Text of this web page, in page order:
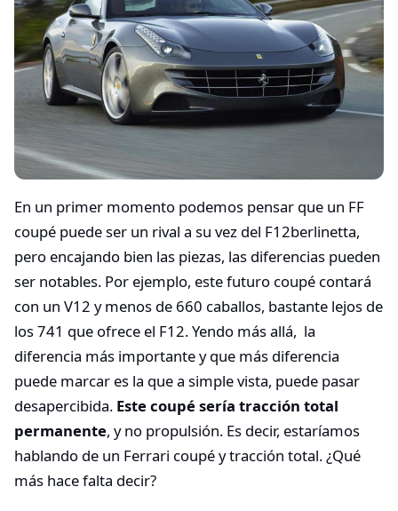
En un primer momento podemos pensar que un FF
coupé puede ser un rival a su vez del F12berlinetta,
pero encajando bien las piezas, las diferencias pueden
ser notables. Por ejemplo, este futuro coupé contará
con un V12 y menos de 660 caballos, bastante lejos de
los 741 que ofrece el F12. Yendo más allá, la
diferencia más importante y que más diferencia
puede marcar es la que a simple vista, puede pasar
desapercibida. Este coupé sería tracción total
permanente, y no propulsión. Es decir, estaríamos
hablando de un Ferrari coupé y tracción total. ¿Qué
más hace falta decir?